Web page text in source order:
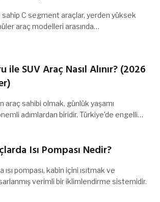
C segment araçlar, yerden yüksek
araç modelleri arasında…
ile SUV Araç Nasıl Alınır? (2026
araç sahibi olmak, günlük yaşamı
adımlardan biridir. Türkiye’de engelli…
Isı Pompası Nedir?
pompası, kabin içini ısıtmak ve
verimli bir iklimlendirme sistemidir.